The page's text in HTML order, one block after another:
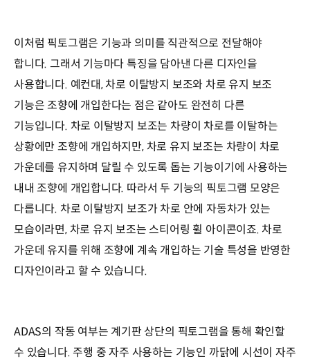
이처럼 픽토그램은 기능과 의미를 직관적으로 전달해야
합니다. 그래서 기능마다 특징을 담아낸 다른 디자인을
사용합니다. 예컨대, 차로 이탈방지 보조와 차로 유지 보조
기능은 조향에 개입한다는 점은 같아도 완전히 다른
기능입니다. 차로 이탈방지 보조는 차량이 차로를 이탈하는
상황에만 조향에 개입하지만, 차로 유지 보조는 차량이 차로
가운데를 유지하며 달릴 수 있도록 돕는 기능이기에 사용하는
내내 조향에 개입합니다. 따라서 두 기능의 픽토그램 모양은
다릅니다. 차로 이탈방지 보조가 차로 안에 자동차가 있는
모습이라면, 차로 유지 보조는 스티어링 휠 아이콘이죠. 차로
가운데 유지를 위해 조향에 계속 개입하는 기술 특성을 반영한
디자인이라고 할 수 있습니다.
ADAS의 작동 여부는 계기판 상단의 픽토그램을 통해 확인할
수 있습니다. 주행 중 자주 사용하는 기능인 까닭에 시선이 자주